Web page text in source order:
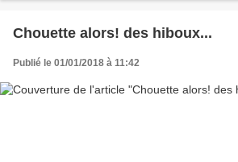
Chouette alors! des hiboux...
Publié le 01/01/2018 à 11:42